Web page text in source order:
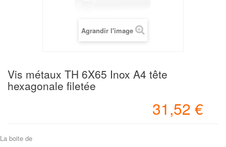
Agrandir l'image
Vis métaux TH 6X65 Inox A4 tête
hexagonale filetée
31,52 €
La boite de